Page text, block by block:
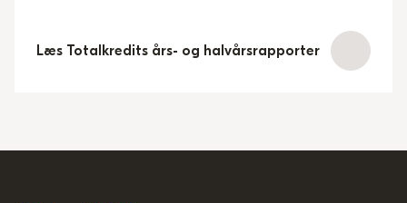
Læs Totalkredits års- og halvårsrapporter